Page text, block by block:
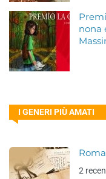
nona
I GENERI PIÙ AMATI
2